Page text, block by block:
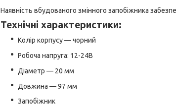
Наявність вбудованого змінного запобіжника
Технічні характеристики:
Колір корпусу — чорний
Робоча напруга: 12-24В
Діаметр — 20 мм
Довжина — 97 мм
Запобіжник